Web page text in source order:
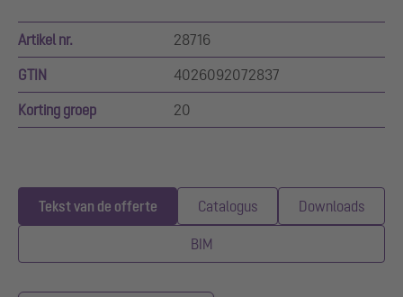
Artikel nr. 28716
GTIN 4026092072837
Korting groep 20
Tekst van de offerte Catalogus Downloads
BIM